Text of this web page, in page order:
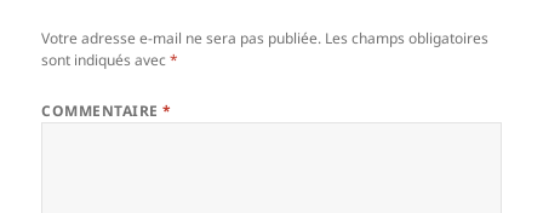
Votre adresse e-mail ne sera pas publiée. Les champs obligatoires
sont indiqués avec*
COMMENTAIRE*